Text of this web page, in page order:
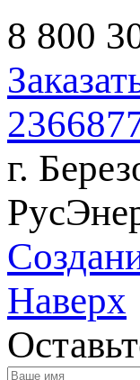
8 800
г.
Наверх